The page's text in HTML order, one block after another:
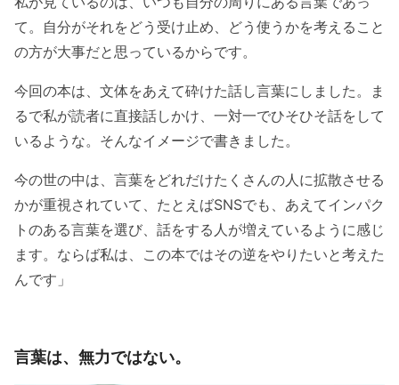
て。自分がそれをどう受け止め、どう使うかを考えること
の方が大事だと思っているからです。
今回の本は、文体をあえて砕けた話し言葉にしました。ま
るで私が読者に直接話しかけ、一対一でひそひそ話をして
いるような。そんなイメージで書きました。
今の世の中は、言葉をどれだけたくさんの人に拡散させる
かが重視されていて、たとえばSNSでも、あえてインパク
トのある言葉を選び、話をする人が増えているように感じ
ます。ならば私は、この本ではその逆をやりたいと考えた
んです」
言葉は、無力ではない。